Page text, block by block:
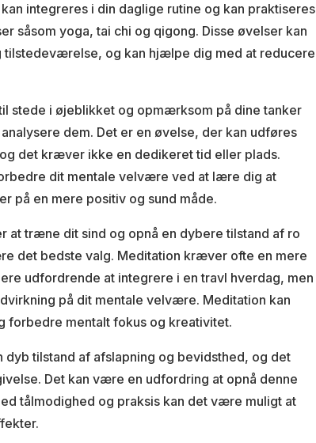
integreres i din daglige rutine og kan praktiseres
såsom yoga, tai chi og qigong. Disse øvelser kan
og kan hjælpe dig med at reducere
stede i øjeblikket og opmærksom på dine tanker
dem. Det er en øvelse, der kan udføres
det kræver ikke en dedikeret tid eller plads.
dit mentale velvære ved at lære dig at
på en mere positiv og sund måde.
at træne dit sind og opnå en dybere tilstand af ro
det bedste valg. Meditation kræver ofte en mere
udfordrende at integrere i en travl hverdag, men
på dit mentale velvære. Meditation kan
forbedre mentalt fokus og kreativitet.
dyb tilstand af afslapning og bevidsthed, og det
Det kan være en udfordring at opnå denne
tålmodighed og praksis kan det være muligt at